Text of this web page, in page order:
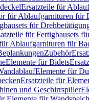
Ersatzteile für
für Ablaufgarnituren für
für
für Fertigbausets
Ablaufgarnituren für
Zubehör
Elemente für Bidets
Elemente für
Ersatzteile für
und Geschirrspüler